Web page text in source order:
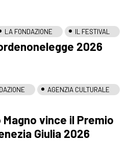
LA FONDAZIONE IL FESTIVAL
2026
AGENZIA CULTURALE
vince il Premio
Giulia 2026